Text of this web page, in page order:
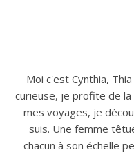
Moi c'est Cynthia,
curieuse, je profite de la
mes voyages, je
suis. Une femme
chacun à son échelle